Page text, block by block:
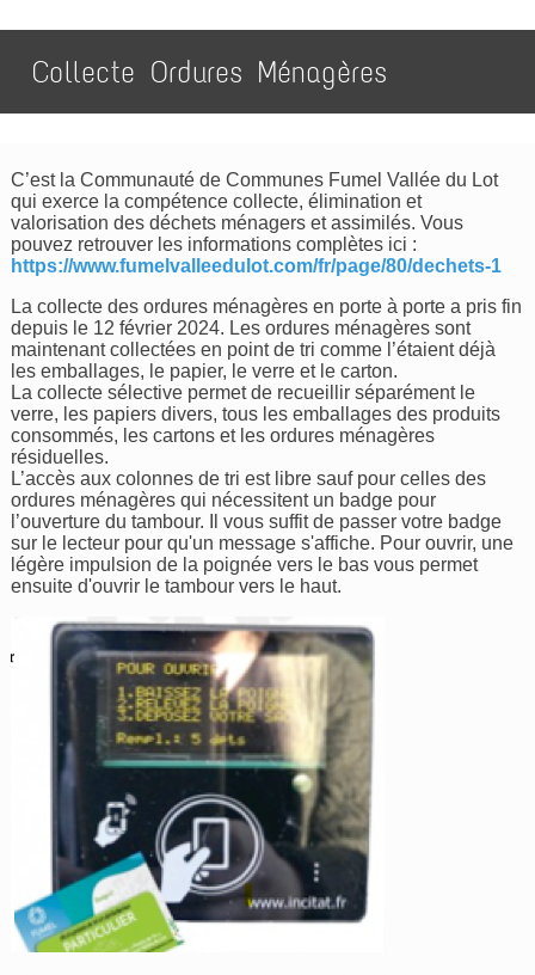
Collecte Ordures Ménagères
C’est la Communauté de Communes Fumel Vallée du Lot
qui exerce la compétence collecte, élimination et
valorisation des déchets ménagers et assimilés. Vous
pouvez retrouver les informations complètes ici :
https://www.fumelvalleedulot.com/fr/page/80/dechets-1
La collecte des ordures ménagères en porte à porte a pris fin
depuis le 12 février 2024. Les ordures ménagères sont
maintenant collectées en point de tri comme l’étaient déjà
les emballages, le papier, le verre et le carton.
La collecte sélective permet de recueillir séparément le
verre, les papiers divers, tous les emballages des produits
consommés, les cartons et les ordures ménagères
résiduelles.
L’accès aux colonnes de tri est libre sauf pour celles des
ordures ménagères qui nécessitent un badge pour
l’ouverture du tambour. Il vous suffit de passer votre badge
sur le lecteur pour qu'un message s'affiche. Pour ouvrir, une
légère impulsion de la poignée vers le bas vous permet
ensuite d'ouvrir le tambour vers le haut.